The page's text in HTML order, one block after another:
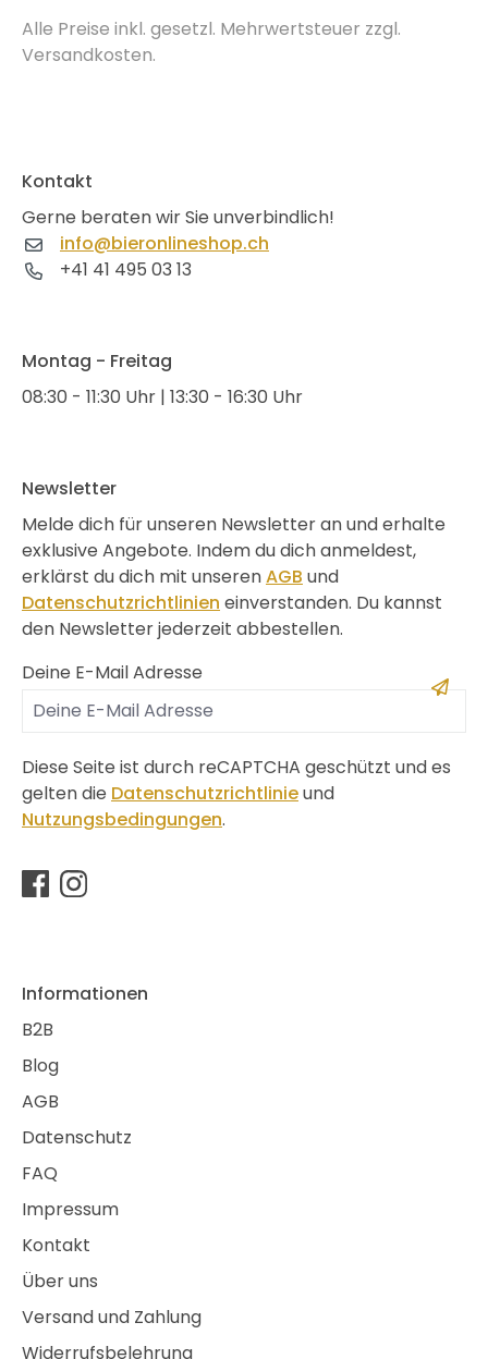
Alle Preise inkl. gesetzl. Mehrwertsteuer zzgl.
Versandkosten.
Kontakt
Gerne beraten wir Sie unverbindlich!
info@bieronlineshop.ch
+41 41 495 03 13
Montag - Freitag
08:30 - 11:30 Uhr | 13:30 - 16:30 Uhr
Newsletter
Melde dich für unseren Newsletter an und erhalte
exklusive Angebote. Indem du dich anmeldest,
erklärst du dich mit unserenAGB und
Datenschutzrichtlinien einverstanden. Du kannst
den Newsletter jederzeit abbestellen.
Deine E-Mail Adresse
Diese Seite ist durch reCAPTCHA geschützt und es
gelten die Datenschutzrichtlinieund
Nutzungsbedingungen.
Informationen
B2B
Blog
AGB
Datenschutz
FAQ
Impressum
Kontakt
Über uns
Versand und Zahlung
Widerrufsbelehrung